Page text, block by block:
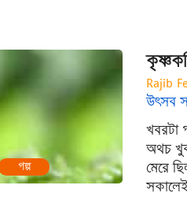
গল্প
Rajib
উৎসব
খবরটা
অথচ
মেরে